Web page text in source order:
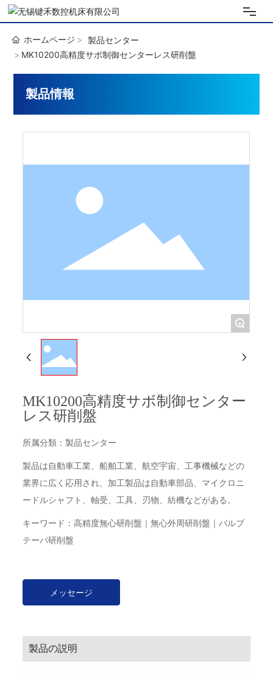
ホーム
私達について
製品情報
English
ホームページ
製品センター
MK10200高精度サボ制御センターレス研削盤
製品情報
+
MK10200高精度サボ制御センター
レス研削盤
所属分類：製品センター
製品は自動車工業、船舶工業、航空宇宙、工事機械などの
業界に広く応用され、加工製品は自動車部品、マイクロニ
ードルシャフト、軸受、工具、刃物、紡機などがある。
キーワード：高精度無心研削盤｜無心外周研削盤｜バルブ
テーパ研削盤
メッセージ
製品の説明